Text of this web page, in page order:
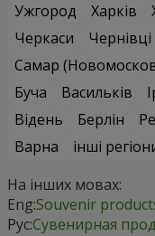
Ужгород
Харків
Черкаси
Чернівці
Самар
Буча
Васильків
Відень
Берлін
Варна
інші
На інших мовах:
Eng:Souvenir
Рус:Сувенирная